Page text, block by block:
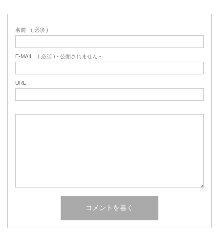
名前 ( 必須 )
E-MAIL ( 必須 ) - 公開されません -
URL